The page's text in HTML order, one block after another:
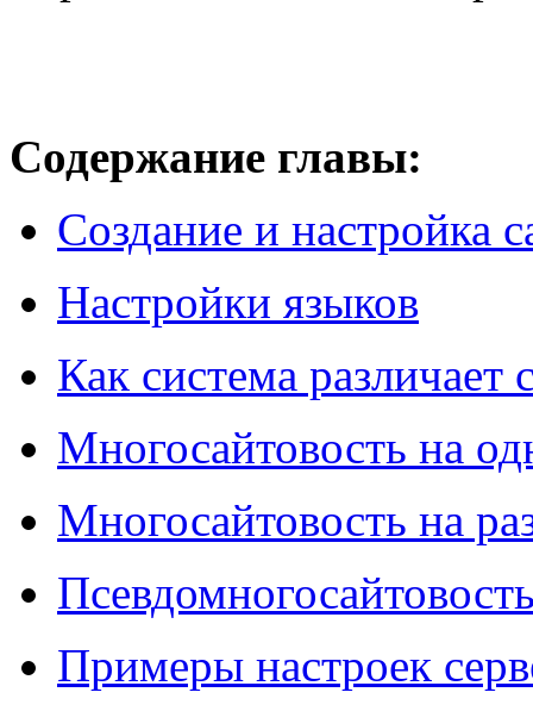
Содержание главы:
Создание и настройка
Настройки языков
Как система различает
Многосайтовость на
Многосайтовость на
Примеры настроек